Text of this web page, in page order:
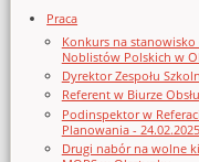
Praca
Konkurs na
Noblistów Polskich w
Dyrektor Zespołu
Referent w Biurze
Podinspektor w
Planowania - 24.02.2025
Drugi nabór na wolne